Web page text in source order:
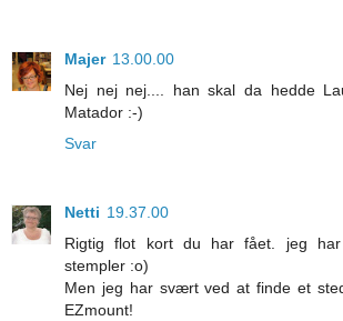
Majer 13.00.00
Nej nej nej.... han skal da hedde
Matador :-)
Svar
Netti 19.37.00
Rigtig flot kort du har fået. jeg
stempler :o)
Men jeg har svært ved at finde et
EZmount!